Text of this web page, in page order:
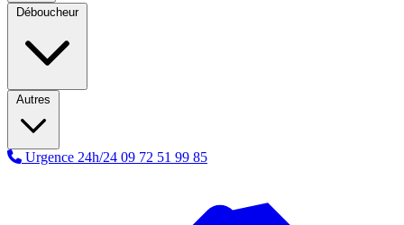
Déboucheur
Autres
Urgence 24h/24 09 72 51 99 85